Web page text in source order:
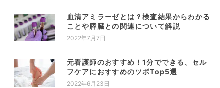
血清アミラーゼとは？検査結果からわかる
ことや膵臓との関連について解説
2022年7月7日
元看護師のおすすめ！1分でできる、セル
フケアにおすすめのツボTop5選
2022年6月23日